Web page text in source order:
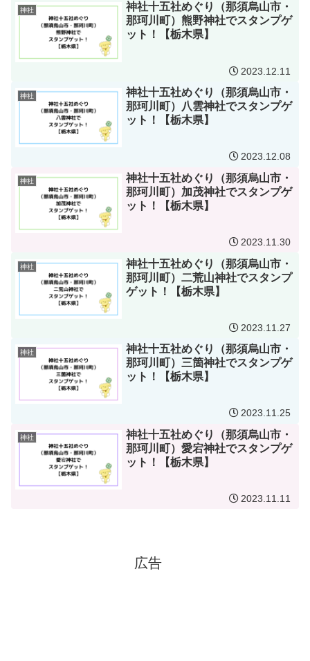
神社
神社十五社めぐり（那須烏山市・
那珂川町）熊野神社でスタンプゲ
ット！【栃木県】
2023.12.11
神社
神社十五社めぐり（那須烏山市・
那珂川町）八雲神社でスタンプゲ
ット！【栃木県】
2023.12.08
神社
神社十五社めぐり（那須烏山市・
那珂川町）加茂神社でスタンプゲ
ット！【栃木県】
2023.11.30
神社
神社十五社めぐり（那須烏山市・
那珂川町）二荒山神社でスタンプ
ゲット！【栃木県】
2023.11.27
神社
神社十五社めぐり（那須烏山市・
那珂川町）三箇神社でスタンプゲ
ット！【栃木県】
2023.11.25
神社
神社十五社めぐり（那須烏山市・
那珂川町）愛宕神社でスタンプゲ
ット！【栃木県】
2023.11.11
広告